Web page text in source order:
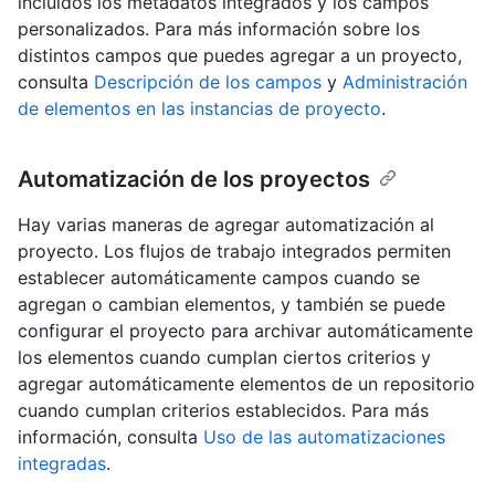
personalizados. Para más información sobre los
distintos campos que puedes agregar a un proyecto,
consulta Descripción de los campos y Administración
de elementos en las instancias de proyecto.
Automatización de los proyectos
Hay varias maneras de agregar automatización al
proyecto. Los flujos de trabajo integrados permiten
establecer automáticamente campos cuando se
agregan o cambian elementos, y también se puede
configurar el proyecto para archivar automáticamente
los elementos cuando cumplan ciertos criterios y
agregar automáticamente elementos de un repositorio
cuando cumplan criterios establecidos. Para más
información, consulta Uso de las automatizaciones
integradas.